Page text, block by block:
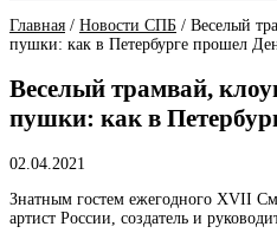
Главная / Новости СПБ / Веселый
пушки: как в Петербурге прошел
Веселый трамвай,
пушки: как в
02.04.2021
Знатным гостем ежегодного XVII
артист России, создатель и